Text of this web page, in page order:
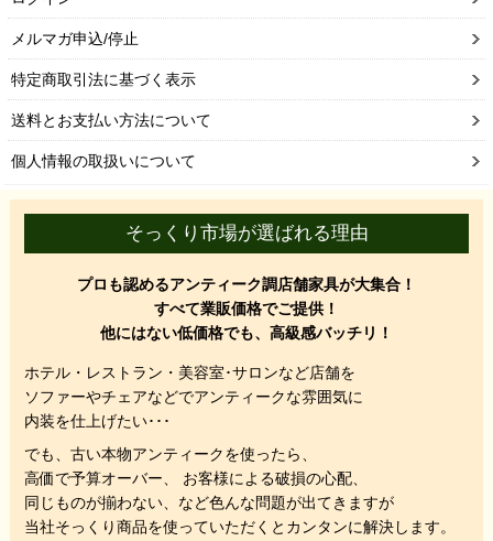
メルマガ申込/停止
特定商取引法に基づく表示
送料とお支払い方法について
個人情報の取扱いについて
そっくり市場が選ばれる理由
プロも認めるアンティーク調店舗家具が大集合！
すべて業販価格でご提供！
他にはない低価格でも、高級感バッチリ！
ホテル・レストラン・美容室･サロンなど店舗を
ソファーやチェアなどでアンティークな雰囲気に
内装を仕上げたい･･･
でも、 古い本物アンティークを使ったら、
高価で予算オーバー、 お客様による破損の心配、
同じものが揃わない、 など色んな問題が出てきますが
当社そっくり商品を使っていただくと カンタンに解決します。